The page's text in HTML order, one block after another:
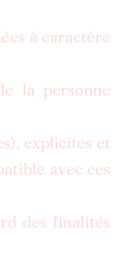
à caractère
la personne
explicites et
avec ces
des finalités